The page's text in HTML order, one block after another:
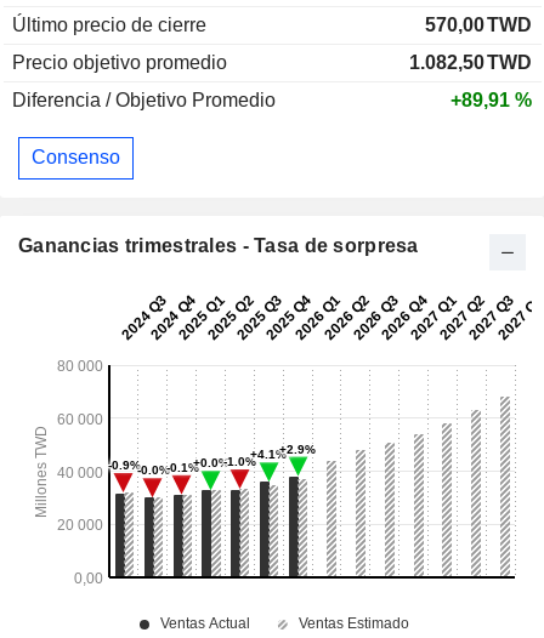
Último precio de cierre
570,00TWD
Precio objetivo promedio
1.082,50TWD
Diferencia / Objetivo Promedio
+89,91 %
Consenso
Ganancias trimestrales - Tasa de sorpresa